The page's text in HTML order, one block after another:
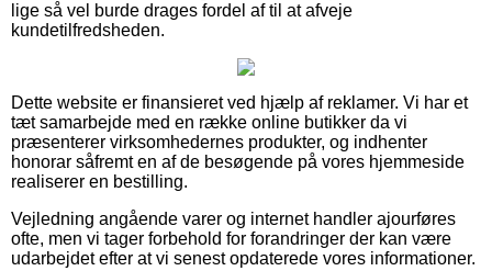
lige så vel burde drages fordel af til at afveje
kundetilfredsheden.
Dette website er finansieret ved hjælp af reklamer. Vi har et
tæt samarbejde med en række online butikker da vi
præsenterer virksomhedernes produkter, og indhenter
honorar såfremt en af de besøgende på vores hjemmeside
realiserer en bestilling.
Vejledning angående varer og internet handler ajourføres
ofte, men vi tager forbehold for forandringer der kan være
udarbejdet efter at vi senest opdaterede vores informationer.